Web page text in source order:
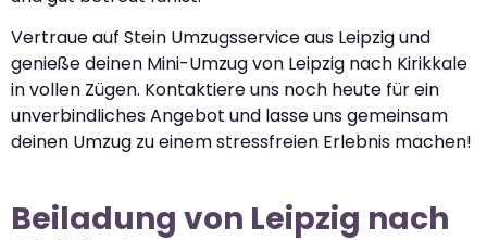
Vertraue auf Stein Umzugsservice aus Leipzig und
genieße deinen Mini-Umzug von Leipzig nach Kirikkale
in vollen Zügen. Kontaktiere uns noch heute für ein
unverbindliches Angebot und lasse uns gemeinsam
deinen Umzug zu einem stressfreien Erlebnis machen!
Beiladung von Leipzig nach